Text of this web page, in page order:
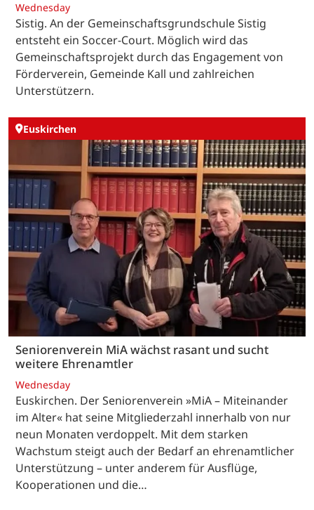
Wednesday
Sistig. An der Gemeinschaftsgrundschule Sistig
entsteht ein Soccer-Court. Möglich wird das
Gemeinschaftsprojekt durch das Engagement von
Förderverein, Gemeinde Kall und zahlreichen
Unterstützern.
Euskirchen
Seniorenverein MiA wächst rasant und sucht
weitere Ehrenamtler
Wednesday
Euskirchen. Der Seniorenverein »MiA – Miteinander
im Alter« hat seine Mitgliederzahl innerhalb von nur
neun Monaten verdoppelt. Mit dem starken
Wachstum steigt auch der Bedarf an ehrenamtlicher
Unterstützung – unter anderem für Ausflüge,
Kooperationen und die…